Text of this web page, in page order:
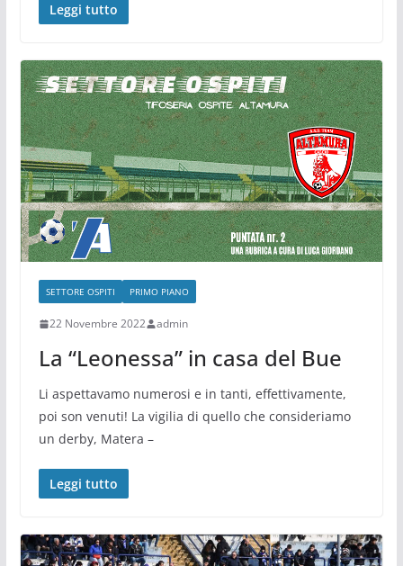
Leggi tutto
SETTORE OSPITI PRIMO PIANO
22 Novembre 2022 admin
La “Leonessa” in casa del Bue
Li aspettavamo numerosi e in tanti, effettivamente,
poi son venuti! La vigilia di quello che consideriamo
un derby, Matera –
Leggi tutto